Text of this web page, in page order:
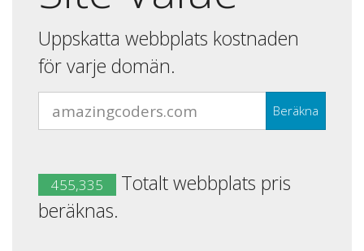
Uppskatta webbplats kostnaden
för varje domän.
Beräkna
455,335
Totalt webbplats pris
beräknas.